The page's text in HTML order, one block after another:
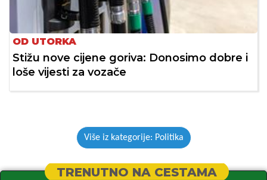
OD UTORKA
Stižu nove cijene goriva: Donosimo dobre i
loše vijesti za vozače
Više iz kategorije: Politika
TRENUTNO NA CESTAMA